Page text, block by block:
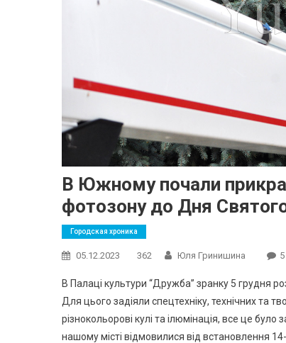
В Южному почали
фотозону до Дня
Городская хроника
05.12.2023 362 Юля Гринишина
В Палаці культури “Дружба” зранку 5 грудня
Для цього задіяли спецтехніку, технічних та
різнокольорові кулі та ілюмінація, все це
нашому місті відмовилися від встановлення